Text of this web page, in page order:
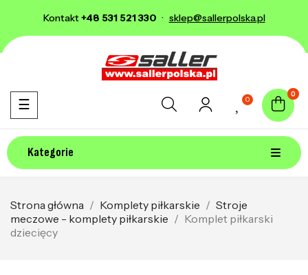
Kontakt+48 531 521 330 · sklep@sallerpolska.pl
0
0
Kategorie
Toggle navigation
☰
Strona główna Komplety piłkarskie
Stroje
meczowe - komplety piłkarskie
Komplet piłkarski
dziecięcy